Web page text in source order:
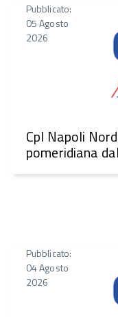
Pubblicato:
05 Agosto
2026
CpI Napoli
pomeridiana
Pubblicato:
04 Agosto
2026